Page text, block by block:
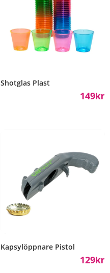
Shotglas Plast
149Kr
Kapsylöppnare Pistol
129Kr